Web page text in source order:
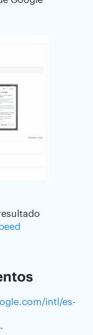
intl/es-